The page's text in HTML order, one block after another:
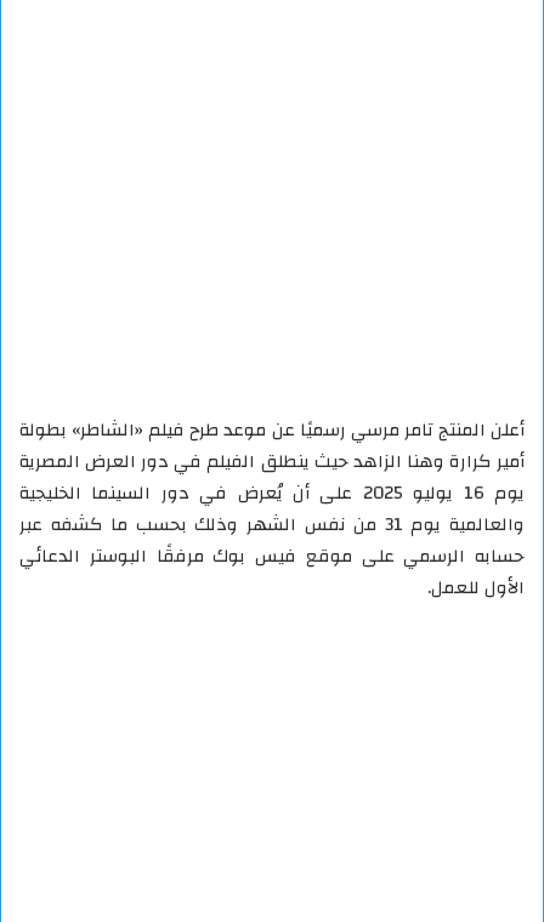
أعلن المنتج تامر مرسي رسميًا عن موعد طرح فيلم «الشاطر» بطولة
أمير كرارة وهنا الزاهد حيث ينطلق الفيلم في دور العرض المصرية
يوم 16 يوليو 2025 على أن يُعرض في دور السينما الخليجية
والعالمية يوم 31 من نفس الشهر وذلك بحسب ما كشفه عبر
حسابه الرسمي على موقع فيس بوك مرفقًا البوستر الدعائي
الأول للعمل.